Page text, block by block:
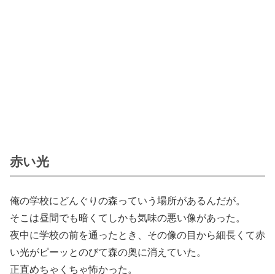
赤い光
俺の学校にどんぐりの森っていう場所があるんだが。
そこは昼間でも暗くてしかも気味の悪い像があった。
夜中に学校の前を通ったとき、その像の目から細長くて赤
い光がピーッとのびて森の奥に消えていた。
正直めちゃくちゃ怖かった。